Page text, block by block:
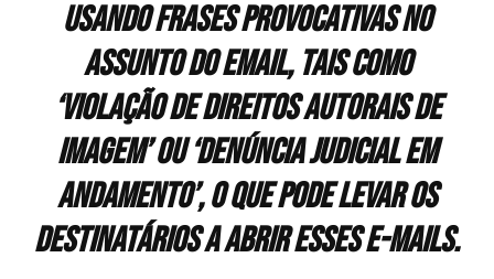
usando frases provocativas no
assunto do email, tais como
‘Violação de direitos autorais de
imagem’ ou ‘Denúncia judicial em
andamento’, o que pode levar os
destinatários a abrir esses e-mails.